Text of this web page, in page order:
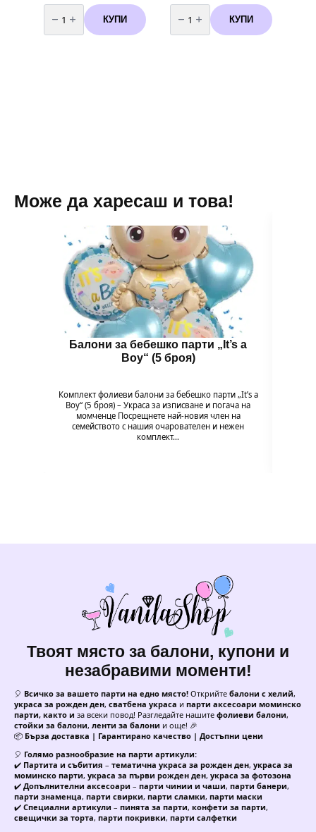
количество
за
Парти
салфетки
КУПИ
количество
за
Балони
с
КУПИ
Може да харесаш и това!
Балони за бебешко парти „It’s a
Boy“ (5 броя)
Комплект фолиеви балони за бебешко парти „It’s a
Boy“ (5 броя) – Украса за изписване и погача на
момченце Посрещнете най-новия член на
семейството с нашия очарователен и нежен
комплект…
Твоят място за балони, купони и
незабравими моменти!
🎈 Всичко за вашето парти на едно място! Открийте балони с хелий,
украса за рожден ден, сватбена украса и парти аксесоари моминско
парти, както и за всеки повод! Разгледайте нашите фолиеви балони,
стойки за балони, ленти за балони и още! 🎉
📦 Бърза доставка | Гарантирано качество | Достъпни цени
🎈 Голямо разнообразие на парти артикули:
✔️ Партита и събития – тематична украса за рожден ден, украса за
моминско парти, украса за първи рожден ден, украса за фотозона
✔️ Допълнителни аксесоари – парти чинии и чаши, парти банери,
парти знаменца, парти свирки, парти сламки, парти маски
✔️ Специални артикули – пинята за парти, конфети за парти,
свещички за торта, парти покривки, парти салфетки